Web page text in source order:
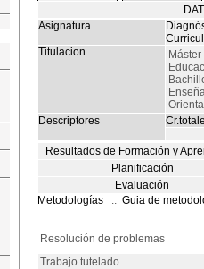
Asignatura
Titulacion
Descriptores
Resultados de Formación y
Planificación
Evaluación
Metodologías
:: Guia de
Resolución de problemas
Trabajo tutelado